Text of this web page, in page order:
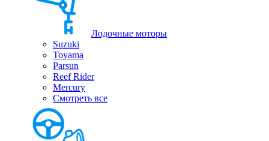
Лодочные моторы
Suzuki
Toyama
Parsun
Reef Rider
Mercury
Смотреть все